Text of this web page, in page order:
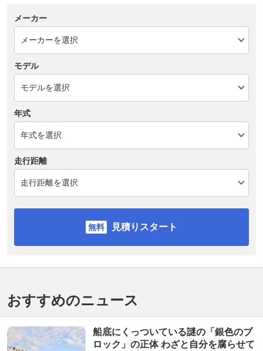
メーカー
モデル
年式
走行距離
見積りスタート
おすすめのニュース
船底にくっついている謎の「銀色のブ
ロック」の正体 わざと自分を腐らせて